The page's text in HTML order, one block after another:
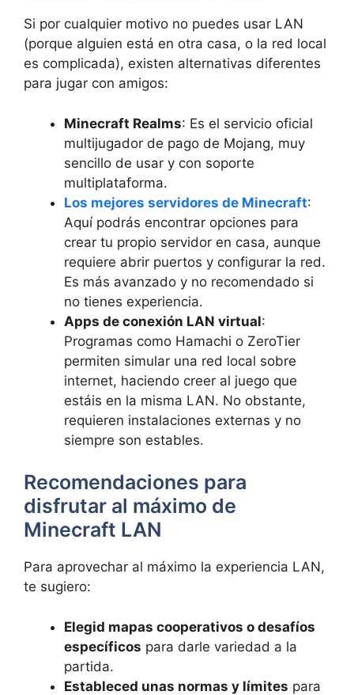
Si por cualquier motivo no puedes usar LAN
(porque alguien está en otra casa, o la red local
es complicada), existen alternativas diferentes
para jugar con amigos:
Minecraft Realms: Es el servicio oficial
multijugador de pago de Mojang, muy
sencillo de usar y con soporte
multiplataforma.
Los mejores servidores de Minecraft:
Aquí podrás encontrar opciones para
crear tu propio servidor en casa, aunque
requiere abrir puertos y configurar la red.
Es más avanzado y no recomendado si
no tienes experiencia.
Apps de conexión LAN virtual:
Programas como Hamachi o ZeroTier
permiten simular una red local sobre
internet, haciendo creer al juego que
estáis en la misma LAN. No obstante,
requieren instalaciones externas y no
siempre son estables.
Recomendaciones para
disfrutar al máximo de
Minecraft LAN
Para aprovechar al máximo la experiencia LAN,
te sugiero:
Elegid mapas cooperativos o desafíos
específicos para darle variedad a la
partida.
Estableced unas normas y límites para